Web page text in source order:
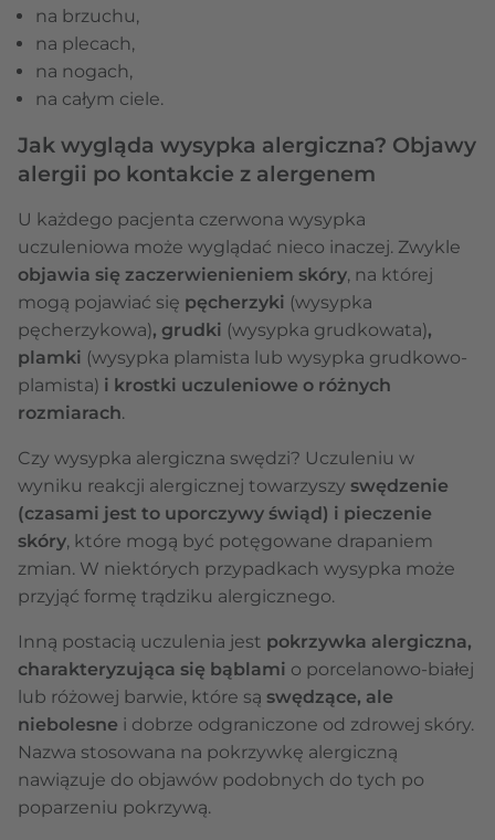
na brzuchu,
na plecach,
na nogach,
na całym ciele.
Jak wygląda wysypka alergiczna? Objawy
alergii po kontakcie z alergenem
U każdego pacjenta czerwona wysypka
uczuleniowa może wyglądać nieco inaczej. Zwykle
objawia się zaczerwienieniem skóry, na której
mogą pojawiać się pęcherzyki (wysypka
pęcherzykowa), grudki (wysypka grudkowata),
plamki (wysypka plamista lub wysypka grudkowo-
plamista) i krostki uczuleniowe o różnych
rozmiarach.
Czy wysypka alergiczna swędzi? Uczuleniu w
wyniku reakcji alergicznej towarzyszy swędzenie
(czasami jest to uporczywy świąd) i pieczenie
skóry, które mogą być potęgowane drapaniem
zmian. W niektórych przypadkach wysypka może
przyjąć formę trądziku alergicznego.
Inną postacią uczulenia jest pokrzywka alergiczna,
charakteryzująca się bąblami o porcelanowo-białej
lub różowej barwie, które są swędzące, ale
niebolesne i dobrze odgraniczone od zdrowej skóry.
Nazwa stosowana na pokrzywkę alergiczną
nawiązuje do objawów podobnych do tych po
poparzeniu pokrzywą.